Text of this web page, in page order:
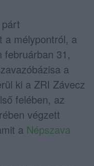
a mélypontról, a
februárban 31,
a
ki a ZRI Závecz
felében, az
végzett
a Népszava